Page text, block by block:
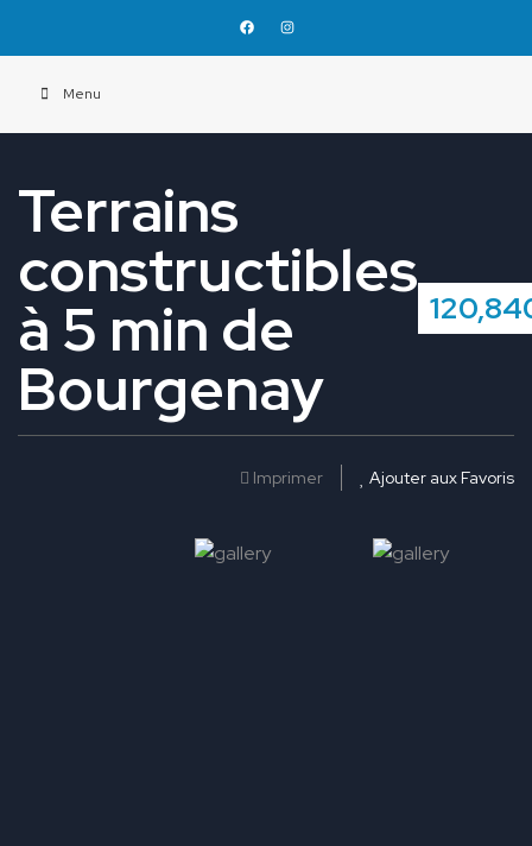
Menu
Terrains
constructibles
à 5 min de
Bourgenay
Imprimer Ajouter aux Favoris